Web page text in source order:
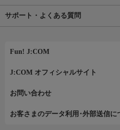
サポート・よくある質問
Fun! J:COM
J:COM オフィシャルサイト
お問い合わせ
お客さまのデータ利用･外部送信に